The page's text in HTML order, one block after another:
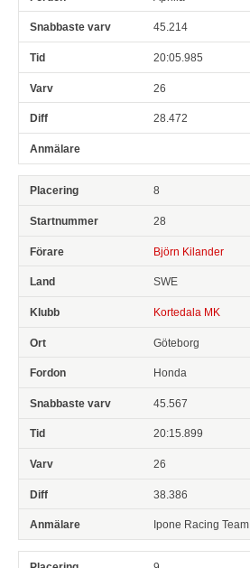
45.214
20:05.985
26
28.472
8
28
Björn Kilander
SWE
Kortedala MK
Göteborg
Honda
45.567
20:15.899
26
38.386
Ipone Racing Team